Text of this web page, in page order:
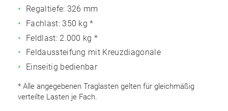
Regaltiefe: 326 mm
Fachlast: 350 kg *
Feldlast: 2.000 kg *
Feldaussteifung mit Kreuzdiagonale
Einseitig bedienbar
* Alle angegebenen Traglasten gelten für gleichmäßig
verteilte Lasten je Fach.